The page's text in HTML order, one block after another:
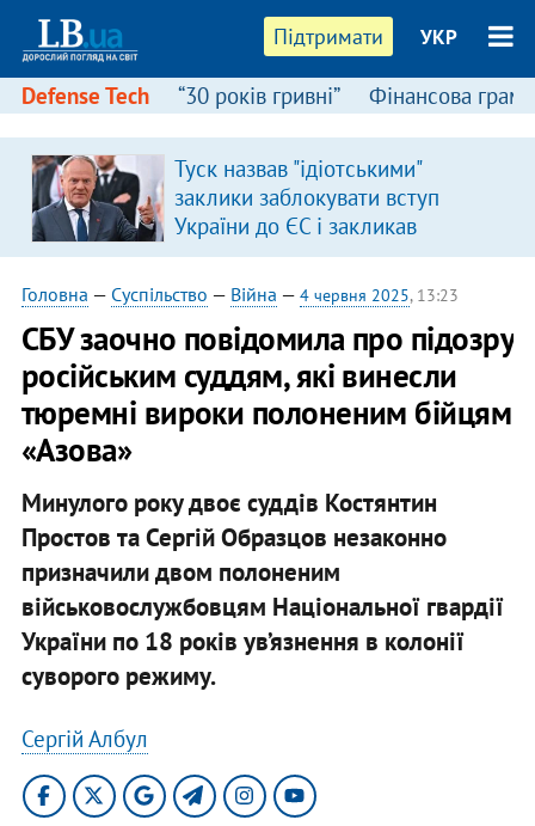
Підтримати УКР
Defense Tech “30 років гривні” Фінансова
Туск назвав "ідіотськими"
заклики заблокувати вступ
України до ЄС і закликав
припинити антиукраїнську
риторику
Головна — Суспільство — Війна — 4 червня 2025, 13:23
СБУ заочно повідомила про підозру
російським суддям, які винесли
тюремні вироки полоненим бійцям
«Азова»
Минулого року двоє суддів Костянтин
Простов та Сергій Образцов незаконно
призначили двом полоненим
військовослужбовцям Національної гвардії
України по 18 років ув’язнення в колонії
суворого режиму.
Сергій Албул